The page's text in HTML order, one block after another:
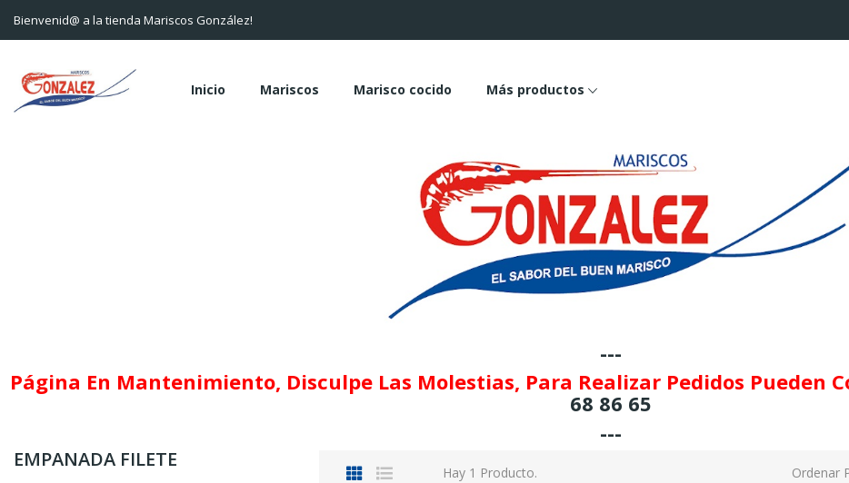
Bienvenid@ a la tienda Mariscos González!
Inicio Mariscos Marisco cocido Más productos
---
Página En Mantenimiento, Disculpe Las Molestias, Para Realizar Pedidos Pueden
68 86 65
---
EMPANADA FILETE
Hay 1 Producto. Ordenar